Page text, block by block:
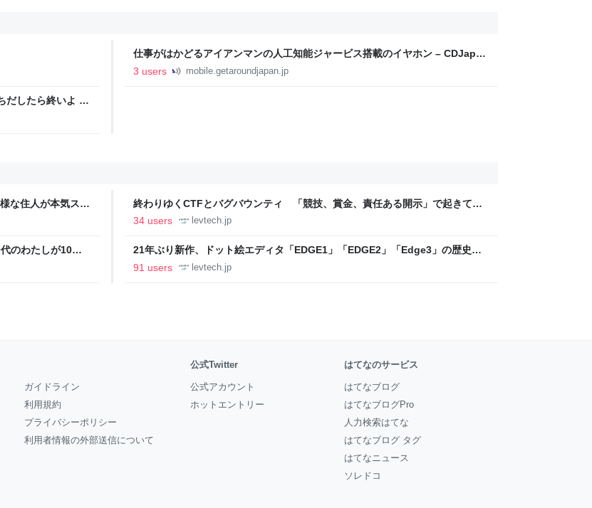
仕事がはかどるアイアンマンの人工知能ジャービス搭載のイヤホン – CDJapan
Rental WIFIレンタル
3 users mobile.getaroundjapan.jp
したら終いよ -
な住人が本気スキ
戦略 東京・中央
終わりゆくCTFとバグバウンティ 「競技、賞金、責任ある開示」で起きてい
ること【フォーカス】 - レバテックLAB
34 users levtech.jp
のわたしが10年
21年ぶり新作、ドット絵エディタ「EDGE1」「EDGE2」「Edge3」の歴史に
ついて作者に聞く【フォーカス】 - レバテックLAB
91 users levtech.jp
ガイドライン
利用規約
プライバシーポリシー
利用者情報の外部送信について
公式Twitter
公式アカウント
ホットエントリー
はてなのサービス
はてなブログ
はてなブログPro
人力検索はてな
はてなブログ タグ
はてなニュース
ソレドコ